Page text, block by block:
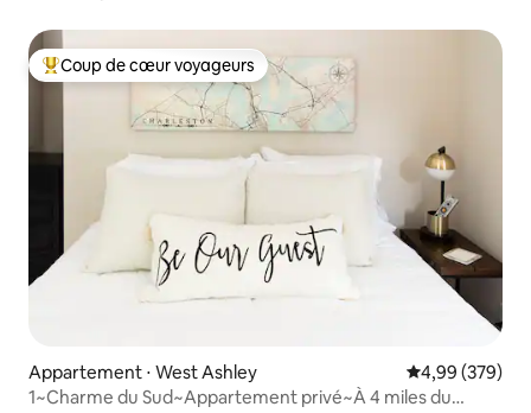
Coups de cœur voyageurs les plus appréciés
Coup de cœur voyageurs
Appartement ⋅ West Ashley Évaluation
4,99 (379)
1~Charme du Sud~Appartement privé~À 4 miles du